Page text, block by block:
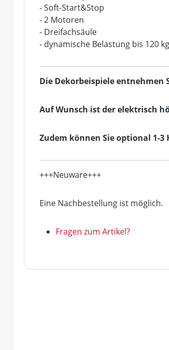
- Soft-Start&Stop
- 2 Motoren
- Dreifachsäule
- dynamische Belastung bis 120 kg
Die Dekorbeispiele entnehmen
Auf Wunsch ist der elektrisch
Zudem können Sie optional 1-
+++Neuware+++
Eine Nachbestellung ist möglich.
Fragen zum Artikel?